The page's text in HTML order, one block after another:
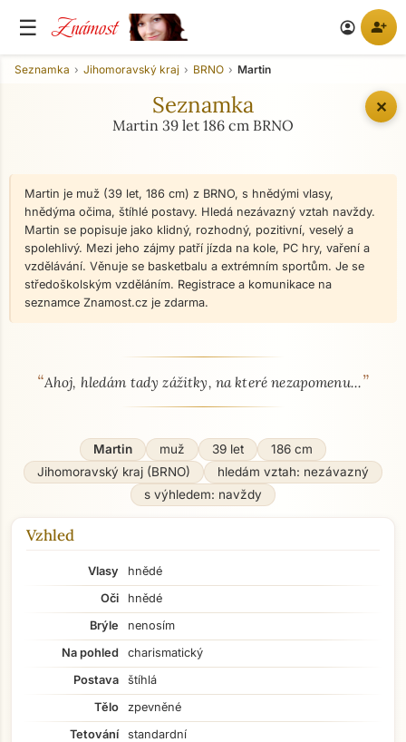
☰ Známost account_circle person_add
✕
Seznamka Jihomoravský kraj BRNO Martin
Seznamka
Martin 39 let 186 cm BRNO
Martin je muž (39 let, 186 cm) z BRNO, s hnědými vlasy,
hnědýma očima, štíhlé postavy. Hledá nezávazný vztah navždy.
Martin se popisuje jako klidný, rozhodný, pozitivní, veselý a
spolehlivý. Mezi jeho zájmy patří jízda na kole, PC hry, vaření a
vzdělávání. Věnuje se basketbalu a extrémním sportům. Je se
středoškolským vzděláním. Registrace a komunikace na
seznamce Znamost.cz je zdarma.
O mně - seznamka profil
“Ahoj, hledám tady zážitky, na které nezapomenu...”
Martin muž 39 let
186 cm
Jihomoravský kraj (BRNO)
hledám vztah: nezávazný
s výhledem: navždy
Vzhled
Vlasy
hnědé
Oči
hnědé
Brýle
nenosím
Na pohled
charismatický
Postava
štíhlá
Tělo
zpevněné
Tetování
standardní